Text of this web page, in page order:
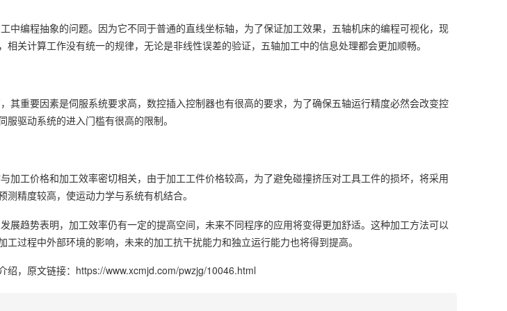
中编程抽象的问题。因为它不同于普通的直线坐标轴，为了保证加工效果，五轴机床的编程可视化，现
关计算工作没有统一的规律，无论是非线性误差的验证，五轴加工中的信息处理都会更加顺畅。
其重要因素是伺服系统要求高，数控插入控制器也有很高的要求，为了确保五轴运行精度必然会改变控
驱动系统的进入门槛有很高的限制。
加工价格和加工效率密切相关，由于加工工件价格较高，为了避免碰撞挤压对工具工件的损坏，将采用
精度较高，使运动力学与系统有机结合。
展趋势表明，加工效率仍有一定的提高空间，未来不同程序的应用将变得更加舒适。这种加工方法可以
过程中外部环境的影响，未来的加工抗干扰能力和独立运行能力也将得到提高。
绍，原文链接： https://www.xcmjd.com/pwzjg/10046.html